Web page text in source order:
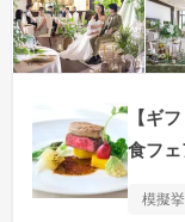
【ギ
食フェ
模擬